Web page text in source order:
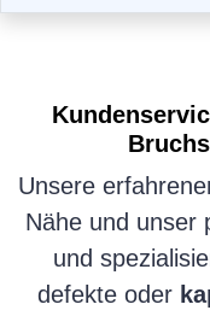
Unsere
Nähe und unser
und
defekte oder